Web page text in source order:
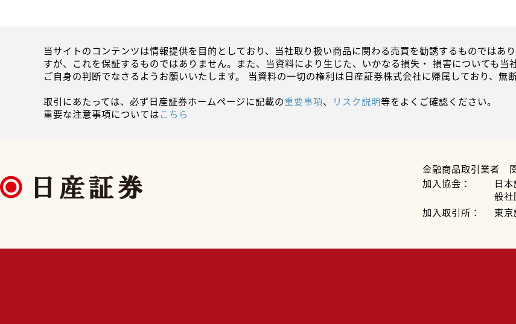
当サイトのコンテンツは情報提供を目的としており、当社取り扱い商品に関わる売買を勧誘するものではあ
すが、これを保証するものではありません。また、当資料により生じた、いかなる損失・ 損害についても
ご自身の判断でなさるようお願いいたします。 当資料の一切の権利は日産証券株式会社に帰属しており、無
取引にあたっては、必ず日産証券ホームページに記載の重要事項、 リスク説明等をよくご確認ください。
重要な注意事項についてはこちら
金融商品取引業者
加入協会：
日
般社
加入取引所：
東